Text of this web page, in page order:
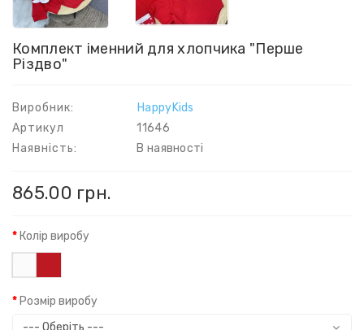
Комплект іменний для хлопчика "Перше
Різдво"
Виробник:
HappyKids
Артикул
11646
Наявність:
В наявності
865.00 грн.
Колір виробу
Розмір виробу